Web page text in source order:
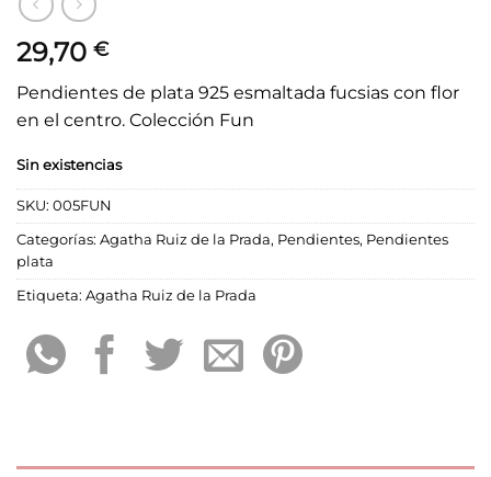
29,70 €
Pendientes de plata 925 esmaltada fucsias con flor
en el centro. Colección Fun
Sin existencias
SKU: 005FUN
Categorías: Agatha Ruiz de la Prada, Pendientes, Pendientes
plata
Etiqueta: Agatha Ruiz de la Prada